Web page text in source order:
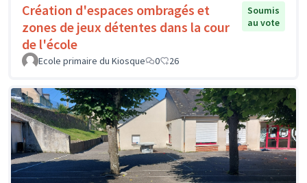
Création d'espaces ombragés et
zones de jeux détentes dans la cour
de l'école
Soumis
au vote
Ecole primaire du Kiosque 0 26